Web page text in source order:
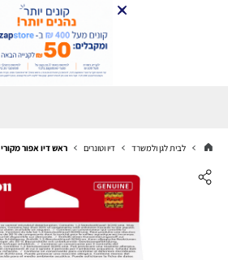
לבית לגן ולמשרד דיו וטונרים ראש דיו אפור מקורי Canon PFI-4100GY